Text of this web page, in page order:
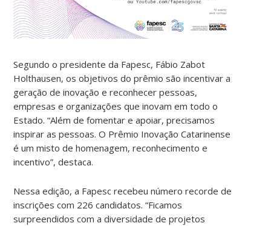
Segundo o presidente da Fapesc, Fábio Zabot
Holthausen, os objetivos do prêmio são incentivar a
geração de inovação e reconhecer pessoas,
empresas e organizações que inovam em todo o
Estado. “Além de fomentar e apoiar, precisamos
inspirar as pessoas. O Prêmio Inovação Catarinense
é um misto de homenagem, reconhecimento e
incentivo”, destaca.
Nessa edição, a Fapesc recebeu número recorde de
inscrições com 226 candidatos. “Ficamos
surpreendidos com a diversidade de projetos